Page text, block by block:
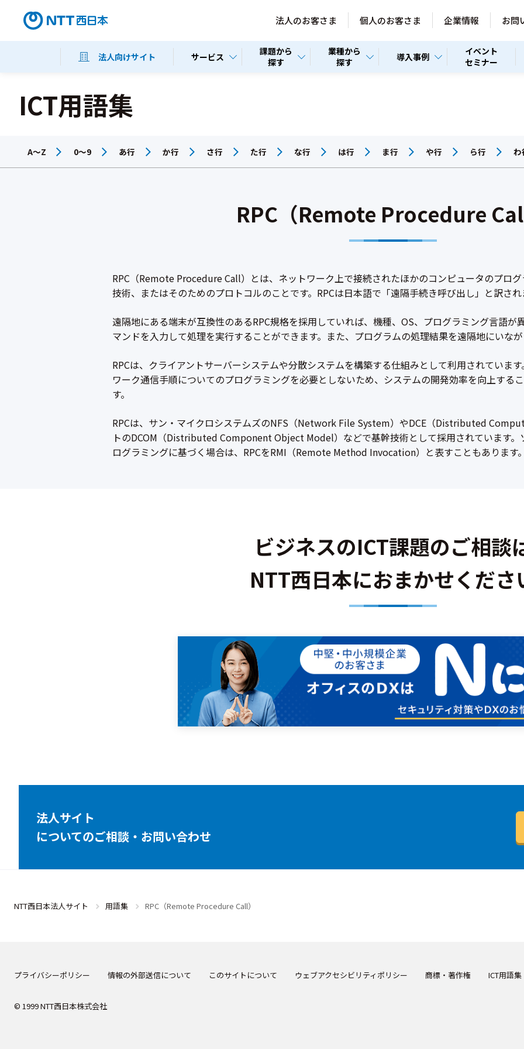
法人のお客さま 個人のお客さま 企業情報 お問
法人向けサイト サービス
課題から
探す
業種から
探す
導入事例
イベント
セミナー
ICT用語集
A～Z 0～9 あ行 か行 さ行 た行 な行 は行 ま行 や行 ら行 わ
RPC（Remote Procedure
RPC（Remote Procedure Call）とは、ネットワーク上で接続されたほかのコンピュータのプロ
技術、またはそのためのプロトコルのことです。RPCは日本語で「遠隔手続き呼び出し」と訳され
遠隔地にある端末が互換性のあるRPC規格を採用していれば、機種、OS、プログラミング言語が
マンドを入力して処理を実行することができます。また、プログラムの処理結果を遠隔地にいな
RPCは、クライアントサーバーシステムや分散システムを構築する仕組みとして利用されていま
ワーク通信手順についてのプログラミングを必要としないため、システムの開発効率を向上する
す。
RPCは、サン・マイクロシステムズのNFS（Network File System）やDCE（Distributed
トのDCOM（Distributed Component Object Model）などで基幹技術として採用されています。
ログラミングに基づく場合は、RPCをRMI（Remote Method Invocation）と表すこともあります
ビジネスのICT課題のご相談
NTT西日本におまかせくださ
法人サイト
についてのご相談・お問い合わせ
NTT西日本法人サイト 用語集 RPC（Remote Procedure Call）
プライバシーポリシー 情報の外部送信について このサイトについて ウェブアクセシビリティポリシー 商標・著作権 ICT用語集
© 1999 NTT西日本株式会社